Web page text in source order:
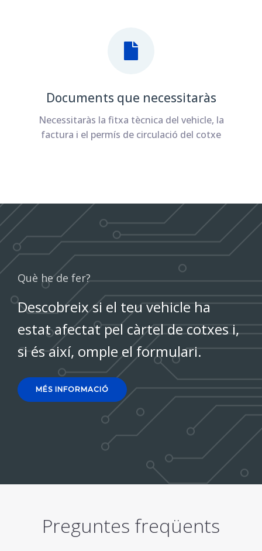
Documents que necessitaràs
Necessitaràs la fitxa tècnica del vehicle, la
factura i el permís de circulació del cotxe
Què he de fer?
Descobreix si el teu vehicle ha
estat afectat pel càrtel de cotxes i,
si és així, omple el formulari.
MÉS INFORMACIÓ
Preguntes freqüents